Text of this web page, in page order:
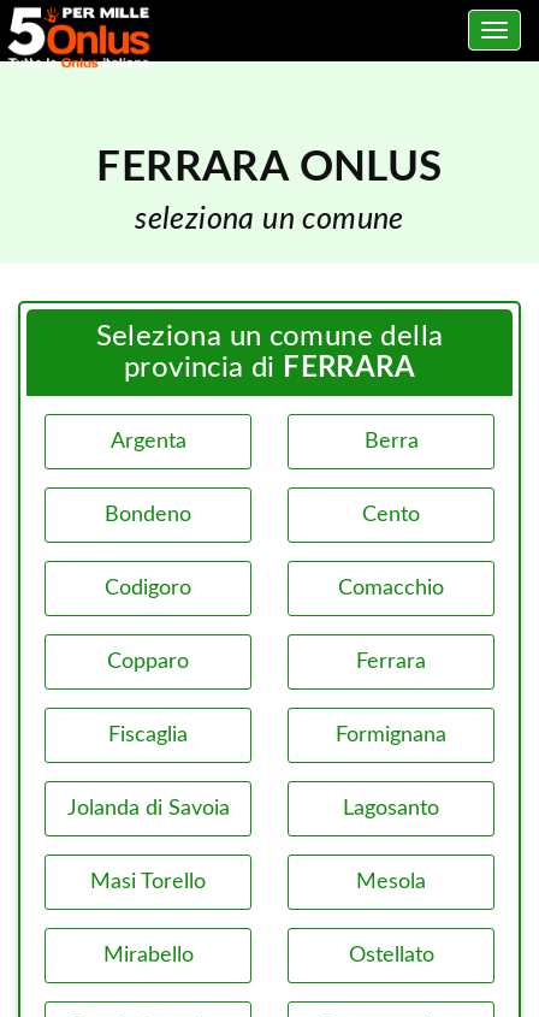
Toggle
FERRARA ONLUS
seleziona un comune
Seleziona un comune della
provincia di FERRARA
Argenta Berra
Bondeno Cento
Codigoro Comacchio
Copparo Ferrara
Fiscaglia Formignana
Jolanda di Savoia Lagosanto
Masi Torello Mesola
Mirabello Ostellato